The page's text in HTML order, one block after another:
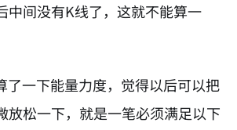
中间没有K线了，这就不能算一
了一下能量力度，觉得以后可以把
放松一下，就是一笔必须满足以下